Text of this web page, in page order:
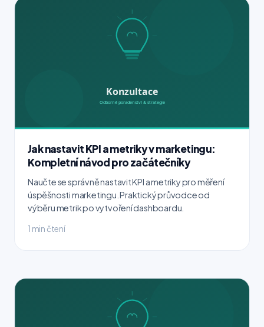
Jak nastavit KPI a metriky v marketingu:
Kompletní návod pro začátečníky
Naučte se správně nastavit KPI a metriky pro měření
úspěšnosti marketingu. Praktický průvodce od
výběru metrik po vytvoření dashboardu.
1 min čtení